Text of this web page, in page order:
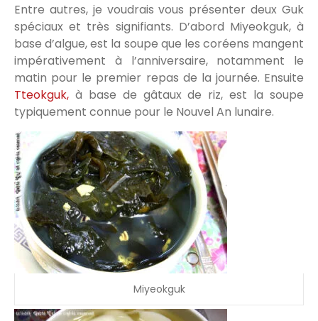
Entre autres, je voudrais vous présenter deux Guk
spéciaux et très signifiants. D’abord Miyeokguk, à
base d’algue, est la soupe que les coréens mangent
impérativement à l’anniversaire, notamment le
matin pour le premier repas de la journée. Ensuite
Tteokguk, à base de gâtaux de riz, est la soupe
typiquement connue pour le Nouvel An lunaire.
Miyeokguk